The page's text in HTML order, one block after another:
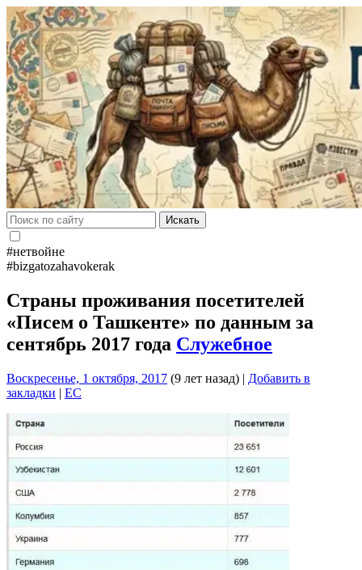
Искать
#нетвойне
#bizgatozahavokerak
Страны проживания посетителей
«Писем о Ташкенте» по данным за
сентябрь 2017 года Служебное
Воскресенье, 1 октября, 2017 (9 лет назад) | Добавить в
закладки | EC